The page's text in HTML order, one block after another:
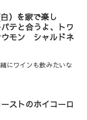
）を家で楽し
テと合うよ、トワ
モン シャルドネ
にワインも飲みたいな
ストのホイコーロ